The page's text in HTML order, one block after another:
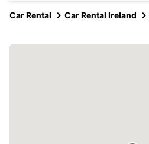
Car Rental Car Rental Ireland